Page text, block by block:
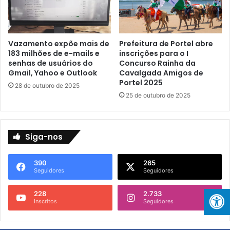
u
d
a
r
"
e
I
n
s
t
t
I
:
c
o
n
f
r
o
n
t
e
v
i
t
a
e
Vazamento expõe mais de
183 milhões de e-mails e
senhas de usuários do
Gmail, Yahoo e Outlook
28 de outubro de 2025
Prefeitura de Portel abre
inscrições para o I
Concurso Rainha da
Cavalgada Amigos de
Portel 2025
25 de outubro de 2025
Siga-nos
390
Seguidores
265
Seguidores
228
Inscritos
2.733
Seguidores